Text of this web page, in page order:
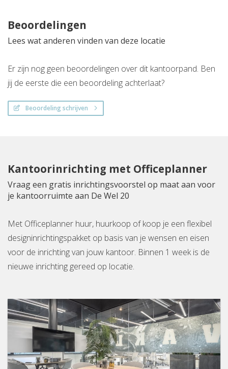
Beoordelingen
Lees wat anderen vinden van deze locatie
Er zijn nog geen beoordelingen over dit kantoorpand. Ben
jij de eerste die een beoordeling achterlaat?
Beoordeling schrijven
Kantoorinrichting met Officeplanner
Vraag een gratis inrichtingsvoorstel op maat aan voor
je kantoorruimte aan De Wel 20
Met Officeplanner huur, huurkoop of koop je een flexibel
designinrichtingspakket op basis van je wensen en eisen
voor de inrichting van jouw kantoor. Binnen 1 week is de
nieuwe inrichting gereed op locatie.